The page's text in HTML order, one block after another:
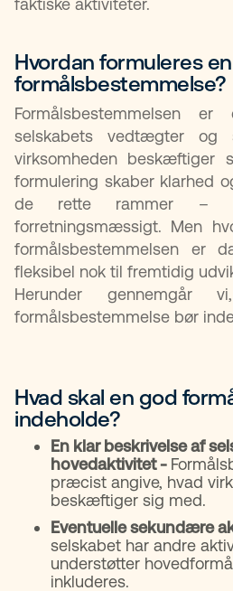
faktiske aktiviteter.
Hvordan formuleres en
formålsbestemmelse?​
Formålsbestemmelsen
selskabets vedtægter og
virksomheden beskæftiger
formulering skaber klarhed
de rette rammer –
forretningsmæssigt. Men
formålsbestemmelsen er
fleksibel nok til fremtidig
Herunder
formålsbestemmelse bør
Hvad skal en god
indeholde? ​
En klar beskrivelse af
hovedaktivitet -
præcist angive, hvad
beskæftiger sig med.
Eventuelle sekundære
selskabet har andre
understøtter
inkluderes.